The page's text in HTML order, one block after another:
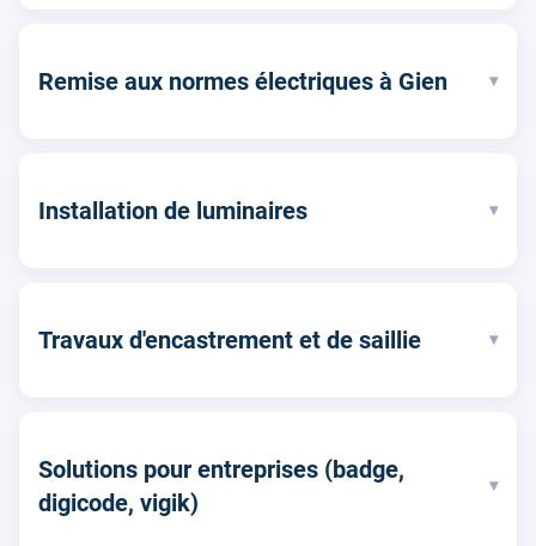
Remise aux normes électriques à Gien ▾
Installation de luminaires ▾
Travaux d'encastrement et de saillie ▾
Solutions pour entreprises (badge,
digicode, vigik)
▾